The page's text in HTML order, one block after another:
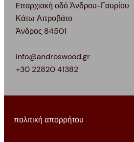
Eπαρχιακή οδό Άνδρου-Γαυρίου
Κάτω Απροβάτο
Άνδρος 84501
info@androswood.gr
+30 22820 41382
πολιτική απορρήτου